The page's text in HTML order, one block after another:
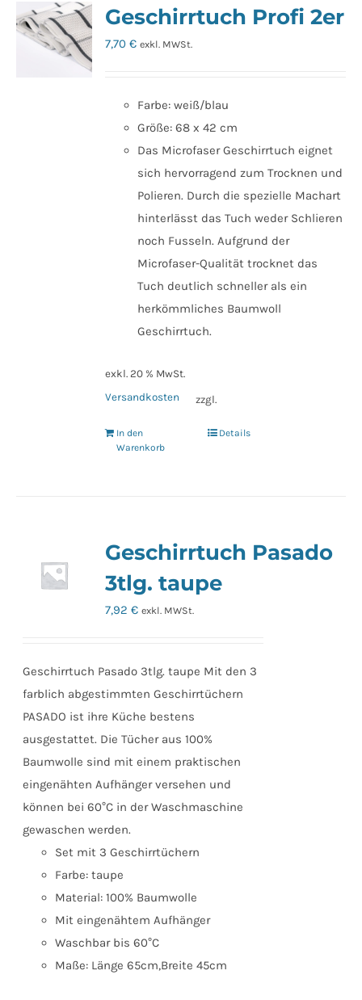
Geschirrtuch Profi 2er
7,70€ exkl. MWSt.
Farbe: weiß/blau
Größe: 68 x 42 cm
Das Microfaser Geschirrtuch eignet
sich hervorragend zum Trocknen und
Polieren. Durch die spezielle Machart
hinterlässt das Tuch weder Schlieren
noch Fusseln. Aufgrund der
Microfaser-Qualität trocknet das
Tuch deutlich schneller als ein
herkömmliches Baumwoll
Geschirrtuch.
exkl. 20 % MwSt.
zzgl.
Versandkosten
In den
Warenkorb
Details
Geschirrtuch Pasado
3tlg. taupe
7,92€ exkl. MWSt.
Geschirrtuch Pasado 3tlg. taupe Mit den 3
farblich abgestimmten Geschirrtüchern
PASADO ist ihre Küche bestens
ausgestattet. Die Tücher aus 100%
Baumwolle sind mit einem praktischen
eingenähten Aufhänger versehen und
können bei 60°C in der Waschmaschine
gewaschen werden.
Set mit 3 Geschirrtüchern
Farbe: taupe
Material: 100% Baumwolle
Mit eingenähtem Aufhänger
Waschbar bis 60°C
Maße: Länge 65cm,Breite 45cm